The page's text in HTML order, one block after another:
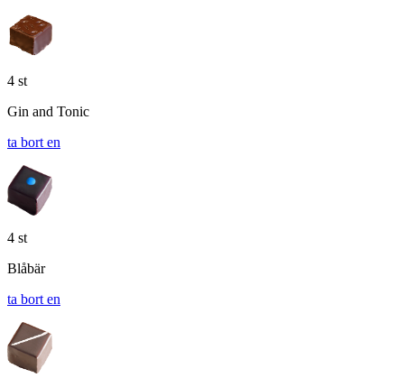
4 st
Gin and Tonic
ta bort en
4 st
Blåbär
ta bort en